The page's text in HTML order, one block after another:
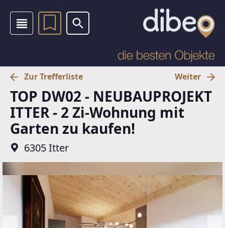
Zur Trefferliste Weiter
TOP DW02 - NEUBAUPROJEKT
ITTER - 2 Zi-Wohnung mit
Garten zu kaufen!
6305 Itter